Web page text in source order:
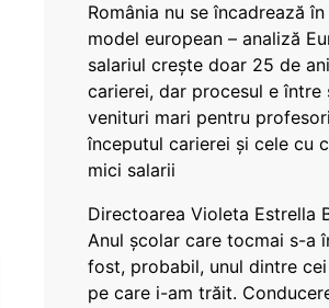
România nu se încadrează
model european – analiză
salariul crește doar 25 de
carierei, dar procesul e între
venituri mari pentru
începutul carierei și cele cu
mici salarii
Directoarea Violeta Estrella
Anul școlar care tocmai s-a
fost, probabil, unul dintre
pe care i-am trăit.